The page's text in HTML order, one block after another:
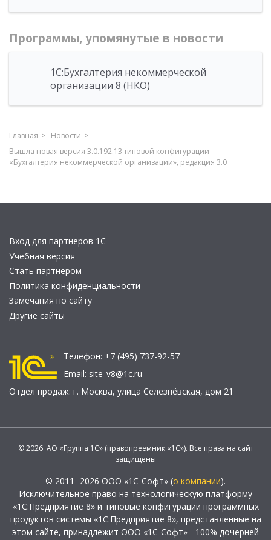
Программы, упомянутые в новости
1С:Бухгалтерия некоммерческой
организации 8 (НКО)
Главная
Новости
Вышла новая версия 3.0.192.13 типовой конфигурации
«Бухгалтерия некоммерческой организации», редакция 3.0
Вход для партнеров 1С
Учебная версия
Стать партнером
Политика конфиденциальности
Замечания по сайту
Другие сайты
Телефон: +7 (495) 737-92-57
Email: site_v8@1c.ru
Отдел продаж: г. Москва, улица Селезнёвская, дом 21
© 2026 АО «Группа 1С» (правопреемник «1С»). Все права на сайт
защищены
© 2011- 2026 ООО «1С-Софт» (о компании).
Исключительное право на технологическую платформу
«1С:Предприятие 8» и типовые конфигурации программных
продуктов системы «1С:Предприятие 8», представленные на
этом сайте, принадлежит ООО «1С-Софт» - 100% дочерней